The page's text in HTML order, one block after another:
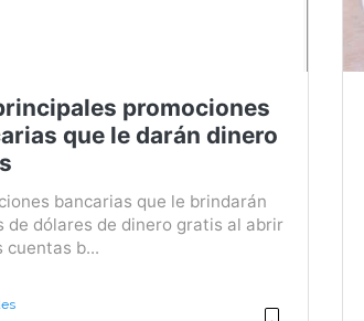
promociones
que le darán dinero
bancarias que le brindarán
de dólares de dinero gratis al abrir
cuentas b...